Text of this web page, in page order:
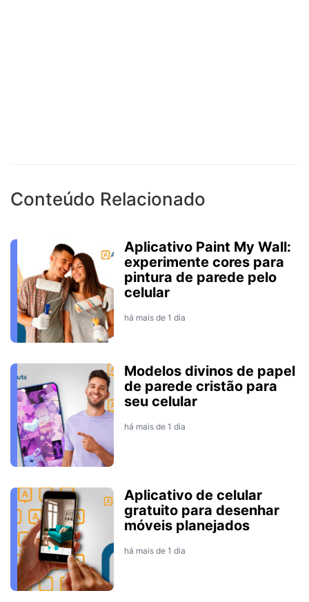
Conteúdo Relacionado
Aplicativo Paint My Wall:
experimente cores para
pintura de parede pelo
celular
há mais de 1 dia
Modelos divinos de papel
de parede cristão para
seu celular
há mais de 1 dia
Aplicativo de celular
gratuito para desenhar
móveis planejados
há mais de 1 dia